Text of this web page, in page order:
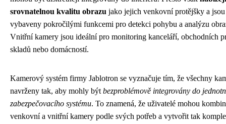
srovnatelnou kvalitu obrazu jako jejich venkovní protějšky a jsou
vybaveny pokročilými funkcemi pro detekci pohybu a analýzu
Vnitřní kamery jsou ideální pro monitoring kanceláří, obchodních
skladů nebo domácností.
Kamerový systém firmy Jablotron se vyznačuje tím, že všechny
navrženy tak, aby mohly být bezproblémově integrovány do
zabezpečovacího systému. To znamená, že uživatelé mohou
venkovní a vnitřní kamery podle svých potřeb a vytvořit tak